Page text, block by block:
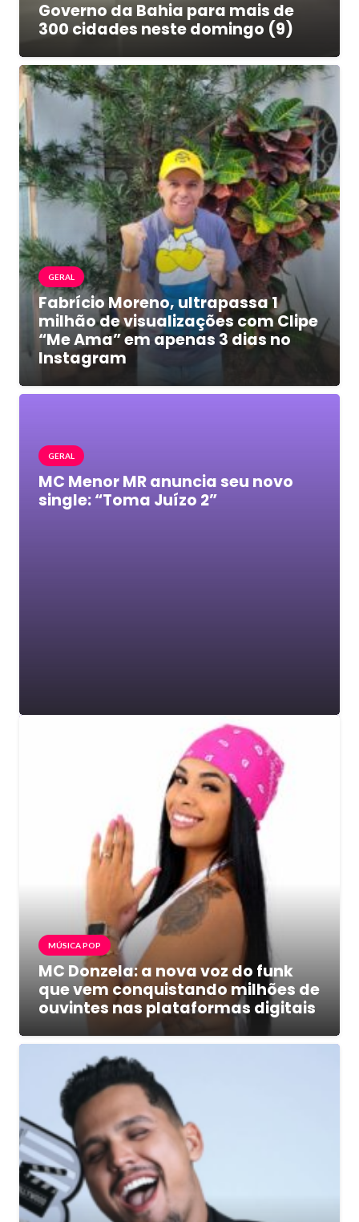
Governo da Bahia para mais de
300 cidades neste domingo (9)
GERAL
Fabrício Moreno, ultrapassa 1
milhão de visualizações com Clipe
“Me Ama” em apenas 3 dias no
Instagram
GERAL
MC Menor MR anuncia seu novo
single: “Toma Juízo 2”
MÚSICA POP
MC Donzela: a nova voz do funk
que vem conquistando milhões de
ouvintes nas plataformas digitais